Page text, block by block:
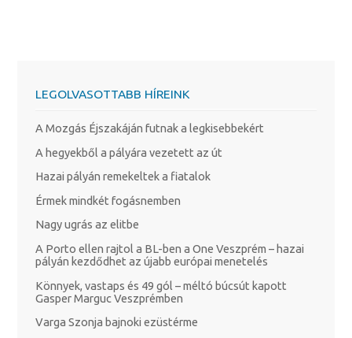
LEGOLVASOTTABB HÍREINK
A Mozgás Éjszakáján futnak a legkisebbekért
A hegyekből a pályára vezetett az út
Hazai pályán remekeltek a fiatalok
Érmek mindkét fogásnemben
Nagy ugrás az elitbe
A Porto ellen rajtol a BL-ben a One Veszprém – hazai
pályán kezdődhet az újabb európai menetelés
Könnyek, vastaps és 49 gól – méltó búcsút kapott
Gasper Marguc Veszprémben
Varga Szonja bajnoki ezüstérme